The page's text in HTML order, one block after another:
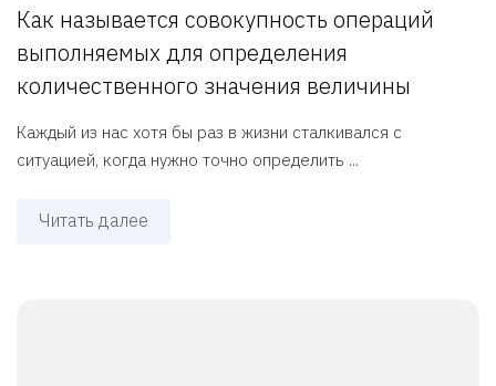
Как называется совокупность операций
выполняемых для определения
количественного значения величины
Каждый из нас хотя бы раз в жизни сталкивался с
ситуацией, когда нужно точно определить ...
Читать далее